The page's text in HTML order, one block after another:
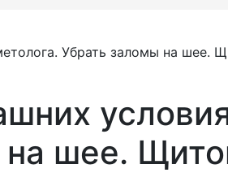
Убрать заломы на шее.
на шее.